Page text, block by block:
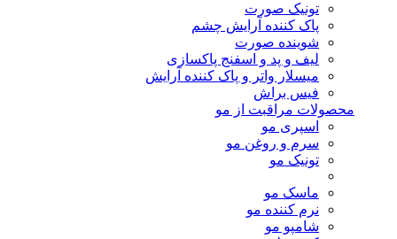
تونیک صورت
پاک کننده آرایش چشم
شوینده صورت
لیف و پد و اسفنج پاکسازی
میسلار واتر و پاک کننده آرایش
فیس براش
محصولات مراقبت از مو
اسپری مو
سرم و روغن مو
تونیک مو
ماسک مو
نرم کننده مو
شامپو مو